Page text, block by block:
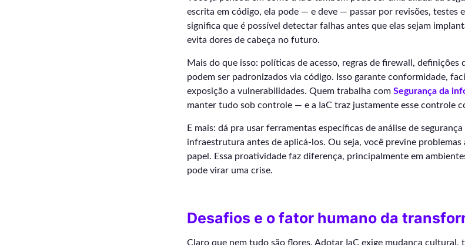
escrita em código, ela pode — e deve — passar por revisões, testes
significa que é possível detectar falhas antes que elas sejam
evita dores de cabeça no futuro.
Mais do que isso: políticas de acesso, regras de firewall, definições
podem ser padronizados via código. Isso garante conformidade,
exposição a vulnerabilidades. Quem trabalha com Segurança da
manter tudo sob controle — e a IaC traz justamente esse controle
E mais: dá pra usar ferramentas específicas de análise de
infraestrutura antes de aplicá-los. Ou seja, você previne problemas
papel. Essa proatividade faz diferença, principalmente em
pode virar uma crise.
Desafios e o fator humano da
Claro que nem tudo são flores. Adotar IaC exige mudança cultural,